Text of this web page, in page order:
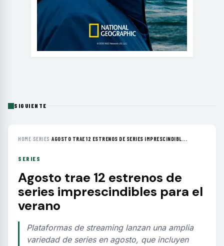
SIGUIENTE
HOME› SERIES ›AGOSTO TRAE 12 ESTRENOS DE SERIES IMPRESCINDIBL...
SERIES
Agosto trae 12 estrenos de
series imprescindibles para el
verano
Plataformas de streaming lanzan una amplia
variedad de series en agosto, que incluyen